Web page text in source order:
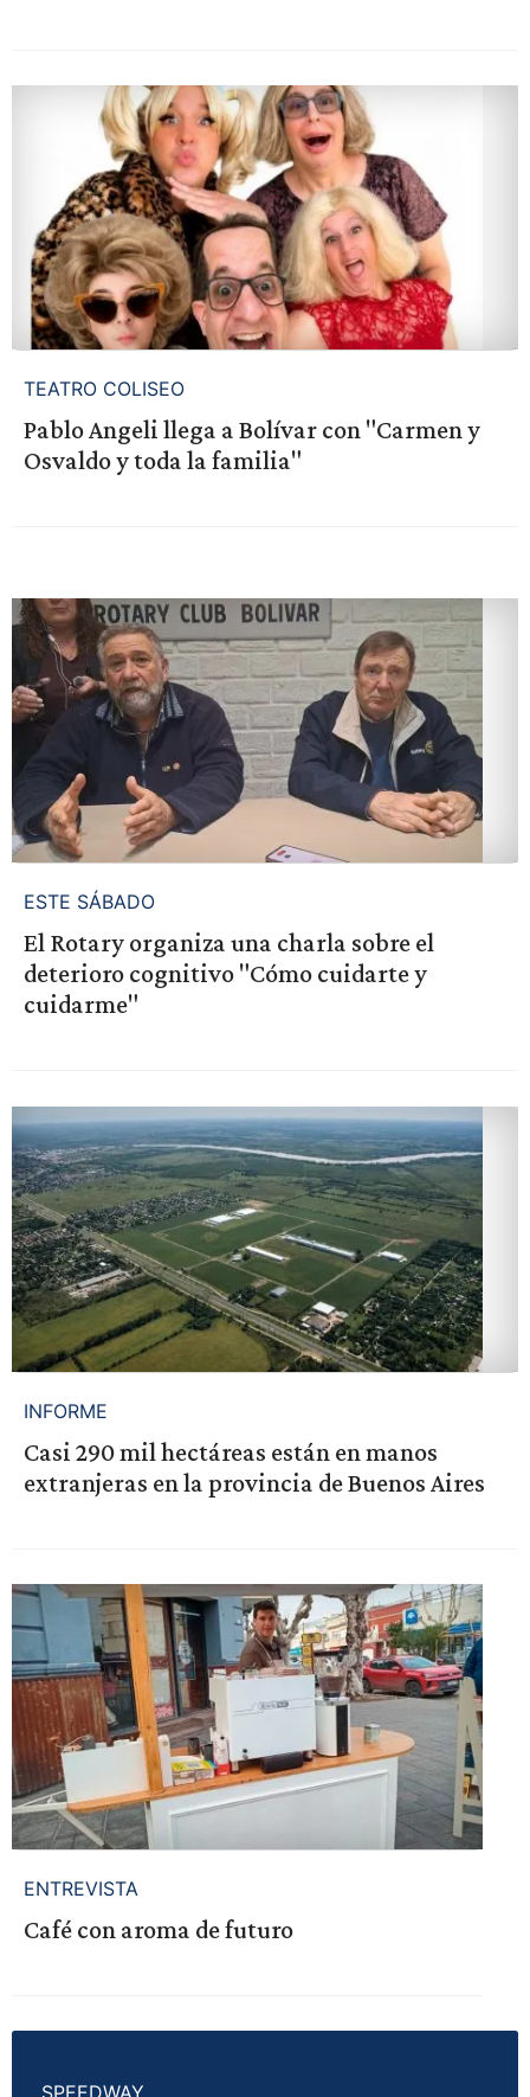
TEATRO COLISEO
Pablo Angeli llega a Bolívar con "Carmen y
Osvaldo y toda la familia"
ESTE SÁBADO
El Rotary organiza una charla sobre el
deterioro cognitivo "Cómo cuidarte y
cuidarme"
INFORME
Casi 290 mil hectáreas están en manos
extranjeras en la provincia de Buenos Aires
ENTREVISTA
Café con aroma de futuro